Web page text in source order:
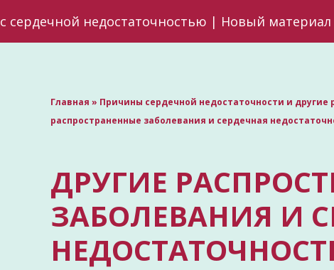
с сердечной недостаточностью | Новый материал
Главная » Причины сердечной недостаточности и другие
распространенные заболевания и сердечная
ДРУГИЕ
ЗАБОЛЕВАНИЯ И